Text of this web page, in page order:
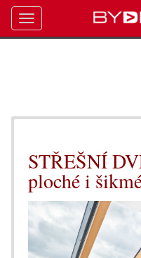
STŘEŠNÍ
ploché i
Toggle
navigation